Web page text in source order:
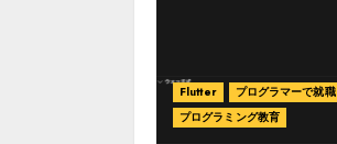
Flutter プログラマーで就職
プログラミング教育